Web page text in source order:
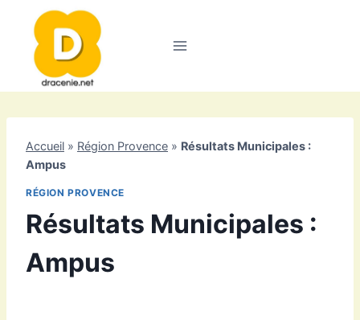
contenu
Accueil » Région Provence » Résultats Municipales :
Ampus
RÉGION PROVENCE
Résultats Municipales :
Ampus